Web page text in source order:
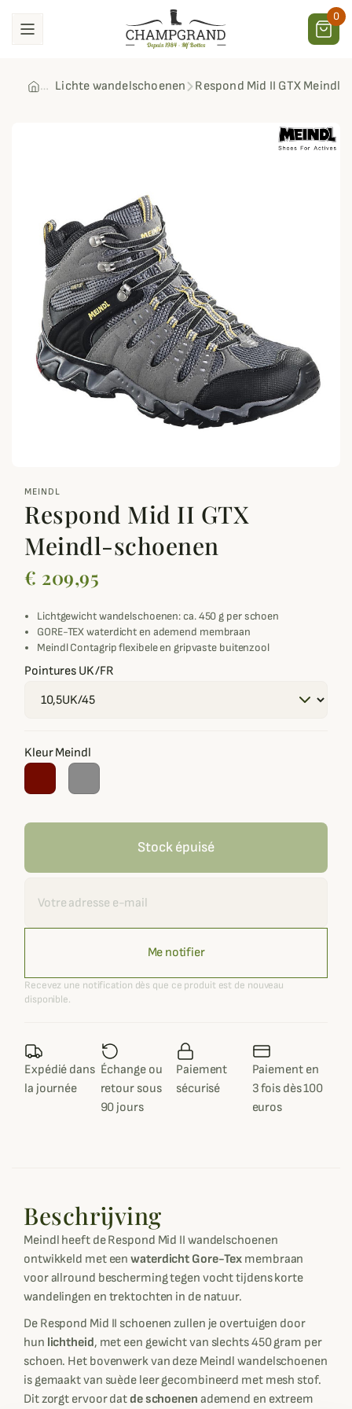
0
Lichte wandelschoenen Respond Mid II GTX Meindl-
MEINDL
Respond Mid II GTX
Meindl-schoenen
€ 209,95
Lichtgewicht wandelschoenen: ca. 450 g per schoen
GORE-TEX waterdicht en ademend membraan
Meindl Contagrip flexibele en gripvaste buitenzool
Pointures UK/FR
Kleur Meindl
Stock épuisé
Me notifier
Recevez une notification dès que ce produit est de nouveau
disponible.
Expédié dans
la journée
Échange ou
retour sous
90 jours
Paiement
sécurisé
Paiement en
3 fois dès 100
euros
Beschrijving
Meindl heeft de Respond Mid II wandelschoenen
ontwikkeld met eenwaterdicht Gore-Tex membraan
voor allround bescherming tegen vocht tijdens korte
wandelingen en trektochten in de natuur.
De Respond Mid II schoenen zullen je overtuigen door
hun lichtheid, met een gewicht van slechts 450 gram per
schoen. Het bovenwerk van deze Meindl wandelschoenen
is gemaakt van suède leer gecombineerd met mesh stof.
Dit zorgt ervoor datde schoenen ademend en extreem